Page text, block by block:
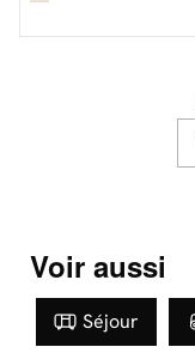
Voir aussi
Séjour